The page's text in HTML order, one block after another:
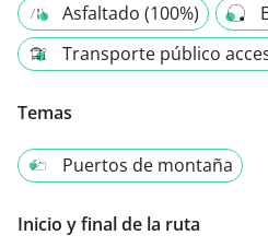
Asfaltado (100%)
Transporte público
Temas
Puertos de montaña
Inicio y final de la ruta